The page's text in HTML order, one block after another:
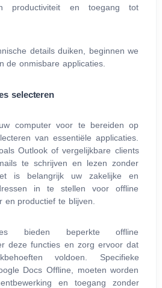
productiviteit en toegang tot
details duiken, beginnen we
de onmisbare applicaties.
selecteren
computer voor te bereiden op
van essentiële applicaties.
Outlook of vergelijkbare clients
te schrijven en lezen zonder
is belangrijk uw zakelijke en
in te stellen voor offline
en productief te blijven.
bieden beperkte offline
deze functies en zorg ervoor dat
voldoen. Specifieke
Docs Offline, moeten worden
en toegang zonder